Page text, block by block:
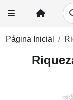
Página Inicial